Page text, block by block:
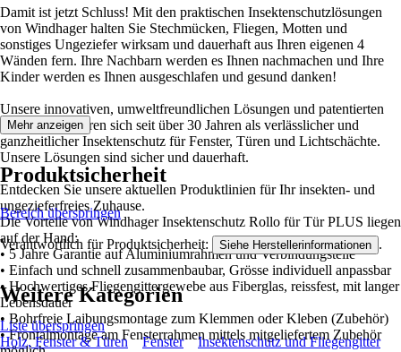
Damit ist jetzt Schluss! Mit den praktischen Insektenschutzlösungen
von Windhager halten Sie Stechmücken, Fliegen, Motten und
sonstiges Ungeziefer wirksam und dauerhaft aus Ihren eigenen 4
Wänden fern. Ihre Nachbarn werden es Ihnen nachmachen und Ihre
Kinder werden es Ihnen ausgeschlafen und gesund danken!
Unsere innovativen, umweltfreundlichen Lösungen und patentierten
Systeme bewähren sich seit über 30 Jahren als verlässlicher und
ganzheitlicher Insektenschutz für Fenster, Türen und Lichtschächte.
Unsere Lösungen sind sicher und dauerhaft.
Entdecken Sie unsere aktuellen Produktlinien für Ihr insekten- und
ungezieferfreies Zuhause.
Die Vorteile von Windhager Insektenschutz Rollo für Tür PLUS liegen
auf der Hand:
• 5 Jahre Garantie auf Aluminiumrahmen und Verbindungsteile
• Einfach und schnell zusammenbaubar, Grösse individuell anpassbar
• Hochwertiges Fliegengittergewebe aus Fiberglas, reissfest, mit langer
Lebensdauer
• Bohrfreie Laibungsmontage zum Klemmen oder Kleben (Zubehör)
• Frontalmontage am Fensterrahmen mittels mitgeliefertem Zubehör
Mehr anzeigen
Produktsicherheit
Bereich überspringen
Verantwortlich für Produktsicherheit: Siehe Herstellerinformationen .
Weitere Kategorien
Liste überspringen
Holz, Fenster & Türen
Fenster
Insektenschutz und Fliegengitter